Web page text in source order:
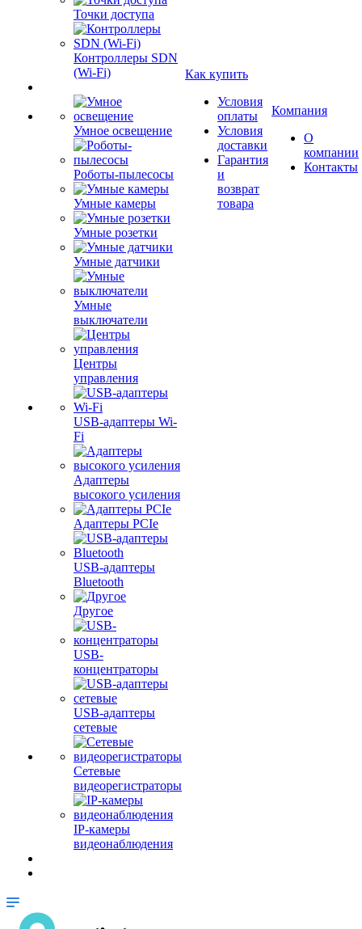
Точки доступа
Контроллеры SDN
(Wi-Fi)
Умное освещение
Роботы-пылесосы
Умные камеры
Умные розетки
Умные датчики
Умные
выключатели
Центры
управления
USB-адаптеры Wi-
Fi
Адаптеры
высокого усиления
Адаптеры PCIe
USB-адаптеры
Bluetooth
Другое
USB-
концентраторы
USB-адаптеры
сетевые
Сетевые
видеорегистраторы
IP-камеры
видеонаблюдения
Как купить
Условия
оплаты
Условия
доставки
Гарантия
и
возврат
товара
Компания
О
компании
Контакты